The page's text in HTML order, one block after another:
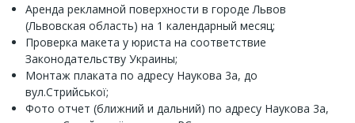
Аренда рекламной поверхности в городе Львов
(Львовская область) на 1 календарный месяц;
Проверка макета у юриста на соответствие
Законодательству Украины;
Монтаж плаката по адресу Наукова 3а, до
вул.Стрийської;
Фото отчет (ближний и дальний) по адресу Наукова 3а,